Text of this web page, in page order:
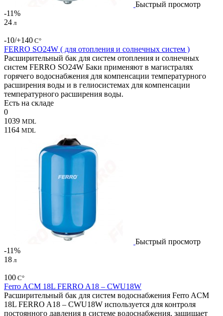
Быстрый просмотр
-11%
24 л
-10/+140 С°
FERRO SO24W ( для отопления и солнечных систем )
Расширительный бак для систем отопления и солнечных
систем FERRO SO24W Баки применяют в магистралях
горячего водоснабжения для компенсации температурного
расширения воды и в гелиосистемах для компенсации
температурного расширения воды.
Есть на складе
0
1039 MDL
1164 MDL
Быстрый просмотр
-11%
18 л
100 С°
Ferro ACM 18L FERRO A18 – CWU18W
Расширительный бак для систем водоснабжения Ferro ACM
18L FERRO A18 – CWU18W используется для контроля
постоянного давления в системе водоснабжения, защищает